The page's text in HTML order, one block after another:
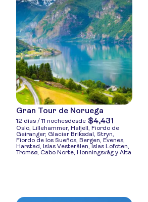
Gran Tour de Noruega
12 días / 11 nochesdesde $4,431
Oslo, Lillehammer, Hafjell, Fiordo de
Geiranger, Glaciar Briksdal, Stryn,
Fiordo de los Sueños, Bergen, Evenes,
Harstad, Islas Vesterålen, Islas Lofoten,
Tromsø, Cabo Norte, Honningsvåg y Alta